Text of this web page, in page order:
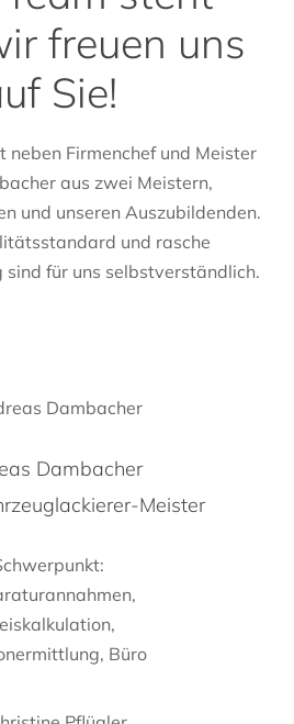
freuen uns
Sie!
neben Firmenchef und Meister
aus zwei Meistern,
und unseren Auszubildenden.
und rasche
für uns selbstverständlich.
Dambacher
Meister
Büro